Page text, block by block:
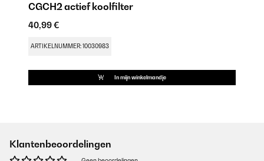
CGCH2 actief koolfilter
40,99 €
ARTIKELNUMMER: 10030983
In mijn winkelmandje
Klantenbeoordelingen